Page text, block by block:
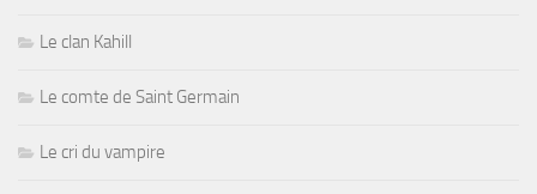
Le clan Kahill
Le comte de Saint Germain
Le cri du vampire